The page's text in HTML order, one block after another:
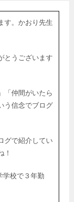
す。かおり先生
とうございます
「仲間がいたら
う信念でブログ
グで紹介してい
！
学校で３年勤